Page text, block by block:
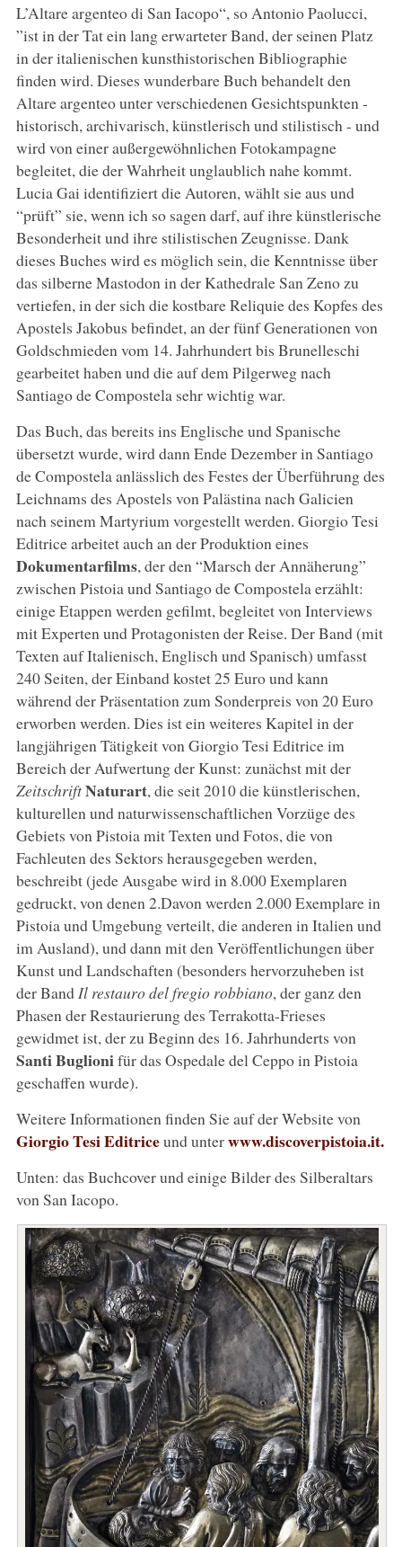
L’Altare argenteo di San Iacopo“, so Antonio Paolucci,
”ist in der Tat ein lang erwarteter Band, der seinen Platz
in der italienischen kunsthistorischen Bibliographie
finden wird. Dieses wunderbare Buch behandelt den
Altare argenteo unter verschiedenen Gesichtspunkten -
historisch, archivarisch, künstlerisch und stilistisch - und
wird von einer außergewöhnlichen Fotokampagne
begleitet, die der Wahrheit unglaublich nahe kommt.
Lucia Gai identifiziert die Autoren, wählt sie aus und
“prüft” sie, wenn ich so sagen darf, auf ihre künstlerische
Besonderheit und ihre stilistischen Zeugnisse. Dank
dieses Buches wird es möglich sein, die Kenntnisse über
das silberne Mastodon in der Kathedrale San Zeno zu
vertiefen, in der sich die kostbare Reliquie des Kopfes des
Apostels Jakobus befindet, an der fünf Generationen von
Goldschmieden vom 14. Jahrhundert bis Brunelleschi
gearbeitet haben und die auf dem Pilgerweg nach
Santiago de Compostela sehr wichtig war.
Das Buch, das bereits ins Englische und Spanische
übersetzt wurde, wird dann Ende Dezember in Santiago
de Compostela anlässlich des Festes der Überführung des
Leichnams des Apostels von Palästina nach Galicien
nach seinem Martyrium vorgestellt werden. Giorgio Tesi
Editrice arbeitet auch an der Produktion eines
Dokumentarfilms, der den “Marsch der Annäherung”
zwischen Pistoia und Santiago de Compostela erzählt:
einige Etappen werden gefilmt, begleitet von Interviews
mit Experten und Protagonisten der Reise. Der Band (mit
Texten auf Italienisch, Englisch und Spanisch) umfasst
240 Seiten, der Einband kostet 25 Euro und kann
während der Präsentation zum Sonderpreis von 20 Euro
erworben werden. Dies ist ein weiteres Kapitel in der
langjährigen Tätigkeit von Giorgio Tesi Editrice im
Bereich der Aufwertung der Kunst: zunächst mit der
ZeitschriftNaturart, die seit 2010 die künstlerischen,
kulturellen und naturwissenschaftlichen Vorzüge des
Gebiets von Pistoia mit Texten und Fotos, die von
Fachleuten des Sektors herausgegeben werden,
beschreibt (jede Ausgabe wird in 8.000 Exemplaren
gedruckt, von denen 2.Davon werden 2.000 Exemplare in
Pistoia und Umgebung verteilt, die anderen in Italien und
im Ausland), und dann mit den Veröffentlichungen über
Kunst und Landschaften (besonders hervorzuheben ist
der Band Il restauro del fregio robbiano, der ganz den
Phasen der Restaurierung des Terrakotta-Frieses
gewidmet ist, der zu Beginn des 16. Jahrhunderts von
Santi Buglionifür das Ospedale del Ceppo in Pistoia
geschaffen wurde).
Weitere Informationen finden Sie auf der Website von
Giorgio Tesi Editriceund unterwww.discoverpistoia.it.
Unten: das Buchcover und einige Bilder des Silberaltars
von San Iacopo.